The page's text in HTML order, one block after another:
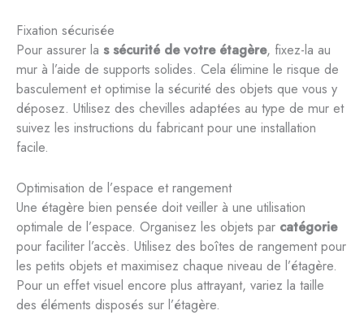
Fixation sécurisée
Pour assurer la s sécurité de votre étagère, fixez-la au
mur à l’aide de supports solides. Cela élimine le risque de
basculement et optimise la sécurité des objets que vous y
déposez. Utilisez des chevilles adaptées au type de mur et
suivez les instructions du fabricant pour une installation
facile.
Optimisation de l’espace et rangement
Une étagère bien pensée doit veiller à une utilisation
optimale de l’espace. Organisez les objets par catégorie
pour faciliter l’accès. Utilisez des boîtes de rangement pour
les petits objets et maximisez chaque niveau de l’étagère.
Pour un effet visuel encore plus attrayant, variez la taille
des éléments disposés sur l’étagère.